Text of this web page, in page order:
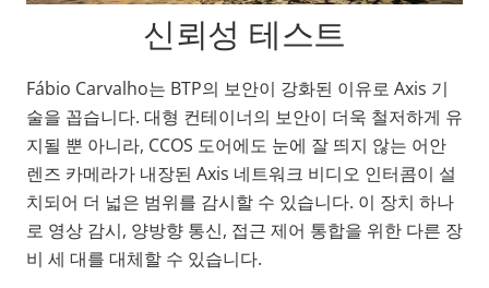
신뢰성 테스트
Fábio Carvalho는 BTP의 보안이 강화된 이유로 Axis 기
술을 꼽습니다. 대형 컨테이너의 보안이 더욱 철저하게 유
지될 뿐 아니라, CCOS 도어에도 눈에 잘 띄지 않는 어안
렌즈 카메라가 내장된 Axis 네트워크 비디오 인터콤이 설
치되어 더 넓은 범위를 감시할 수 있습니다. 이 장치 하나
로 영상 감시, 양방향 통신, 접근 제어 통합을 위한 다른 장
비 세 대를 대체할 수 있습니다.